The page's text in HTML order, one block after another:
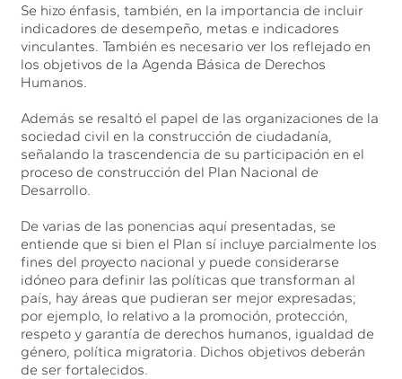
Se hizo énfasis, también, en la importancia de incluir
indicadores de desempeño, metas e indicadores
vinculantes. También es necesario ver los reflejado en
los objetivos de la Agenda Básica de Derechos
Humanos.
Además se resaltó el papel de las organizaciones de la
sociedad civil en la construcción de ciudadanía,
señalando la trascendencia de su participación en el
proceso de construcción del Plan Nacional de
Desarrollo.
De varias de las ponencias aquí presentadas, se
entiende que si bien el Plan sí incluye parcialmente los
fines del proyecto nacional y puede considerarse
idóneo para definir las políticas que transforman al
país, hay áreas que pudieran ser mejor expresadas;
por ejemplo, lo relativo a la promoción, protección,
respeto y garantía de derechos humanos, igualdad de
género, política migratoria. Dichos objetivos deberán
de ser fortalecidos.